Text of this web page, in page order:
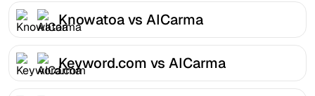
Knowatoa vs AICarma
Keyword.com vs AICarma